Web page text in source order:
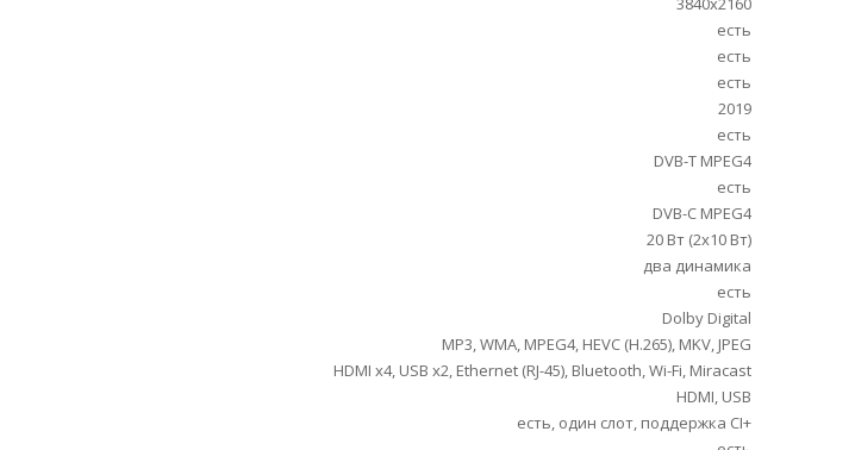
есть
есть
есть
2019
есть
DVB-T MPEG4
есть
DVB-C MPEG4
20 Вт (2х10 Вт)
два динамика
есть
Dolby Digital
MP3, WMA, MPEG4, HEVC (H.265), MKV, JPEG
HDMI x4, USB x2, Ethernet (RJ-45), Bluetooth, Wi-Fi, Miracast
HDMI, USB
есть, один слот, поддержка CI+